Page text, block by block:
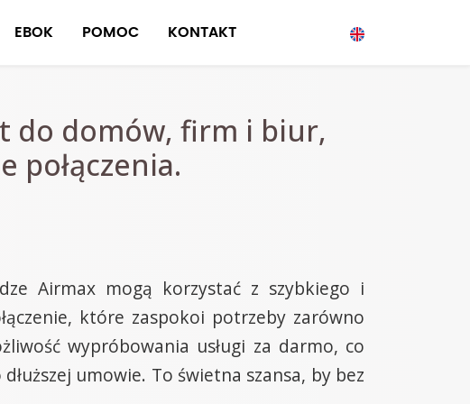
EBOK POMOC KONTAKT
do domów, firm i biur,
połączenia.
Airmax mogą korzystać z szybkiego i
które zaspokoi potrzeby zarówno
wypróbowania usługi za darmo, co
umowie. To świetna szansa, by bez